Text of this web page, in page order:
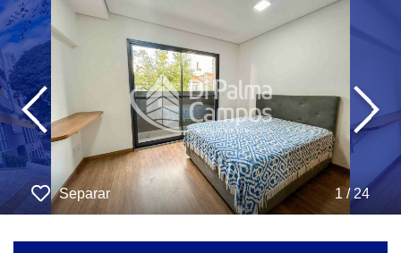
‹ ›
Separar 1 / 24